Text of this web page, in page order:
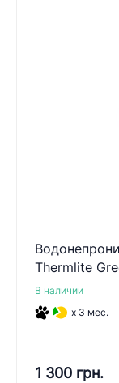
Thermlite
В наличии
x 3 мес.
1 300 грн.